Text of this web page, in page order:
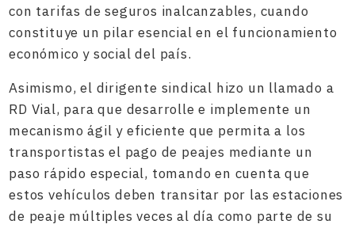
con tarifas de seguros inalcanzables, cuando
constituye un pilar esencial en el funcionamiento
económico y social del país.
Asimismo, el dirigente sindical hizo un llamado a
RD Vial, para que desarrolle e implemente un
mecanismo ágil y eficiente que permita a los
transportistas el pago de peajes mediante un
paso rápido especial, tomando en cuenta que
estos vehículos deben transitar por las estaciones
de peaje múltiples veces al día como parte de su